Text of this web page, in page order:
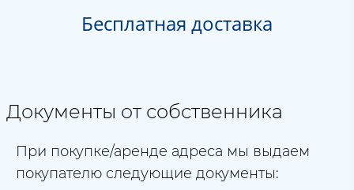
Бесплатная доставка
Документы от собственника
При покупке/аренде адреса мы выдаем
покупателю следующие документы: